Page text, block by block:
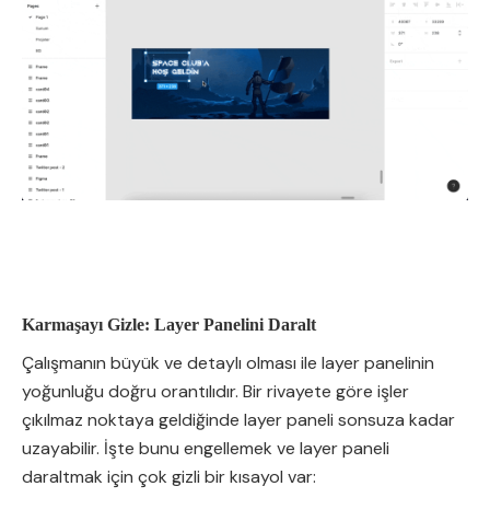
Karmaşayı Gizle: Layer Panelini Daralt
Çalışmanın büyük ve detaylı olması ile layer panelinin
yoğunluğu doğru orantılıdır. Bir rivayete göre işler
çıkılmaz noktaya geldiğinde layer paneli sonsuza kadar
uzayabilir. İşte bunu engellemek ve layer paneli
daraltmak için çok gizli bir kısayol var: